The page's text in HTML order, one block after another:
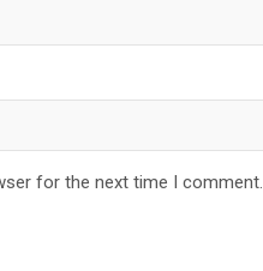
for the next time I comment.